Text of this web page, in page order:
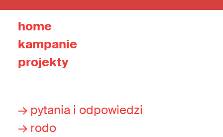
home
kampanie
projekty
→ pytania i odpowiedzi
→ rodo